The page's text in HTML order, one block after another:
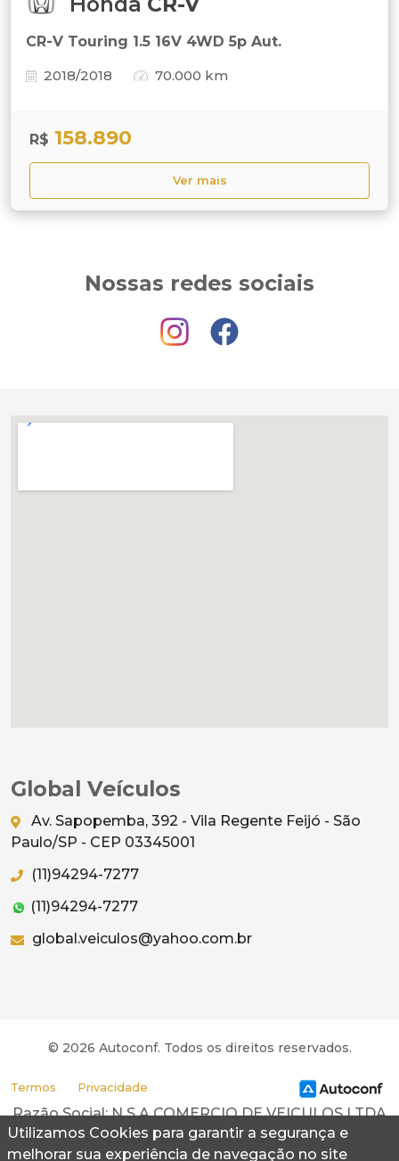
Utilizamos Cookies para garantir a segurança e
melhorar sua experiência de navegação no site
CR-V Touring 1.5 16V 4WD 5p Aut.
2018/2018
70.000 km
R$ 158.890
Ver mais
Nossas redes sociais
Global Veículos
Av. Sapopemba, 392 - Vila Regente Feijó - São
Paulo/SP - CEP 03345001
(11)94294-7277
(11)94294-7277
global.veiculos@yahoo.com.br
© 2026 Autoconf. Todos os direitos reservados.
Termos Privacidade
Razão Social: N S A COMERCIO DE VEICULOS LTDA
| CNPJ: 05.142.471/0001-58